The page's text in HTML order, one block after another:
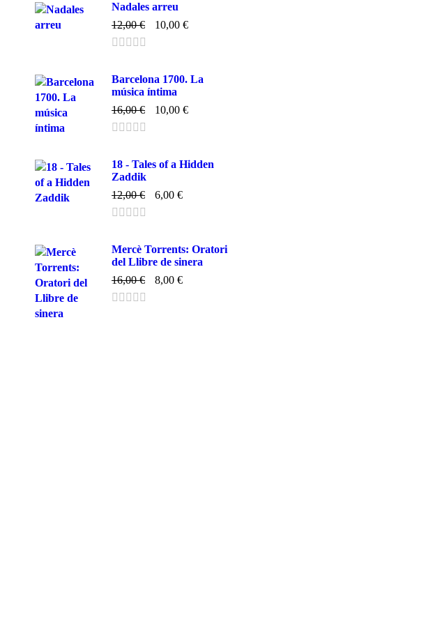
Nadales arreu
12,00€ 10,00 €
Barcelona 1700. La
música íntima
16,00€ 10,00 €
18 - Tales of a Hidden
Zaddik
12,00€ 6,00 €
Mercè Torrents: Oratori
del Llibre de sinera
16,00€ 8,00 €